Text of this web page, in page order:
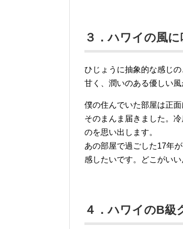
３．ハワイの風
ひじょうに抽象的な感じ
甘く、潤いのある優しい風
僕の住んでいた部屋は正
そのまんま届きました。
のを思い出します。
あの部屋で過ごした17年
感したいです。どこがい
４．ハワイのB級